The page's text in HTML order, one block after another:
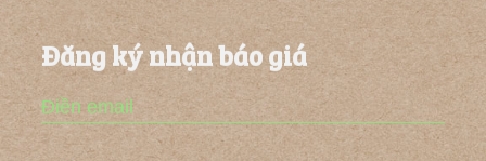
Đăng ký nhận báo giá